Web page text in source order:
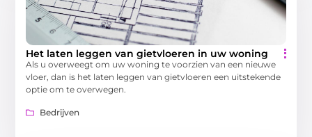
Het laten leggen van gietvloeren in uw woning
Als u overweegt om uw woning te voorzien van een nieuwe
vloer, dan is het laten leggen van gietvloeren een uitstekende
optie om te overwegen.
Bedrijven